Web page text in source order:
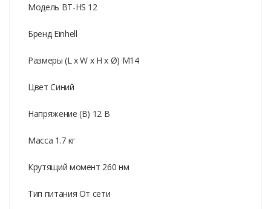
Модель BT-HS 12
Бренд Einhell
Размеры (L x W x H x Ø) M14
Цвет Синий
Напряжение (В) 12 В
Масса 1.7 кг
Крутящий момент 260 нм
Тип питания От сети